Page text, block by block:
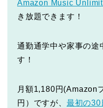
Amazon Music
き放題できます！
通勤通学中や家事の途
す！
月額1,180円(Amazon
円）ですが、 最初の30